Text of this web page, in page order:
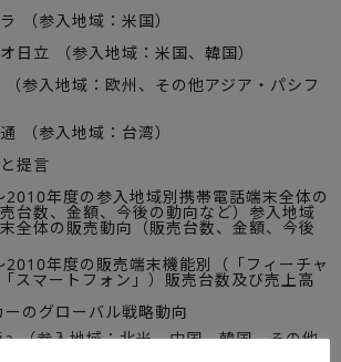
（参入地域：米国）
立 （参入地域：米国、韓国）
参入地域：欧州、その他アジア・パシフ
（参入地域：台湾）
提言
年度の参入地域別携帯電話端末全体の
台数、金額、今後の動向など）参入地域
全体の販売動向（販売台数、金額、今後
年度の販売端末機能別（「フィーチャ
スマートフォン」）販売台数及び売上高
のグローバル戦略動向
（参入地域：北米、中国、韓国、その他